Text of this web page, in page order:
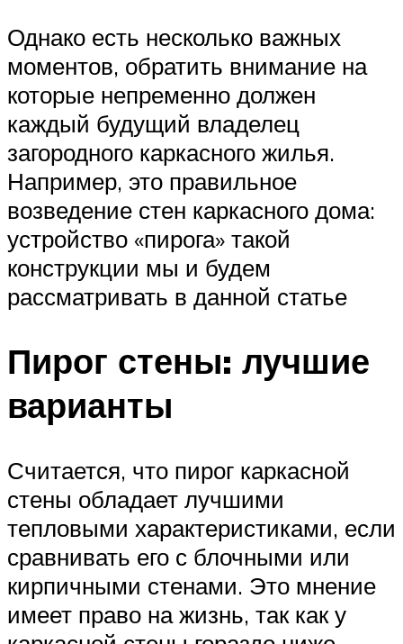
Однако есть несколько важных
моментов, обратить внимание на
которые непременно должен
каждый будущий владелец
загородного каркасного жилья.
Например, это правильное
возведение стен каркасного дома:
устройство «пирога» такой
конструкции мы и будем
рассматривать в данной статье
Пирог стены: лучшие
варианты
Считается, что пирог каркасной
стены обладает лучшими
тепловыми характеристиками, если
сравнивать его с блочными или
кирпичными стенами. Это мнение
имеет право на жизнь, так как у